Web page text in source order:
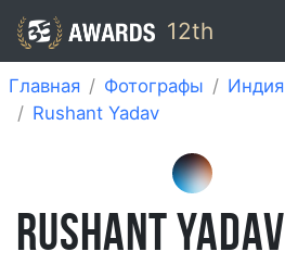
12th
Главная Фотографы Индия
Rushant Yadav
RUSHANT YADAV